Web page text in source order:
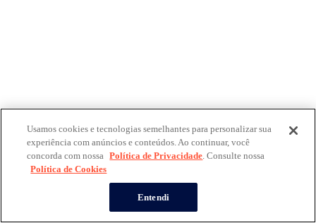
Usamos cookies e tecnologias semelhantes para personalizar sua
experiência com anúncios e conteúdos. Ao continuar, você
concorda com nossa Política de Privacidade. Consulte nossa
Política de Cookies
Entendi